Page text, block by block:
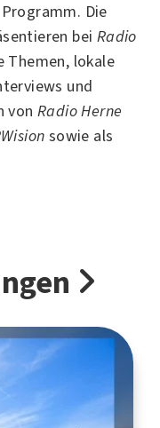
Die
bei Radio
Themen, lokale
und
von Radio Herne
sowie als